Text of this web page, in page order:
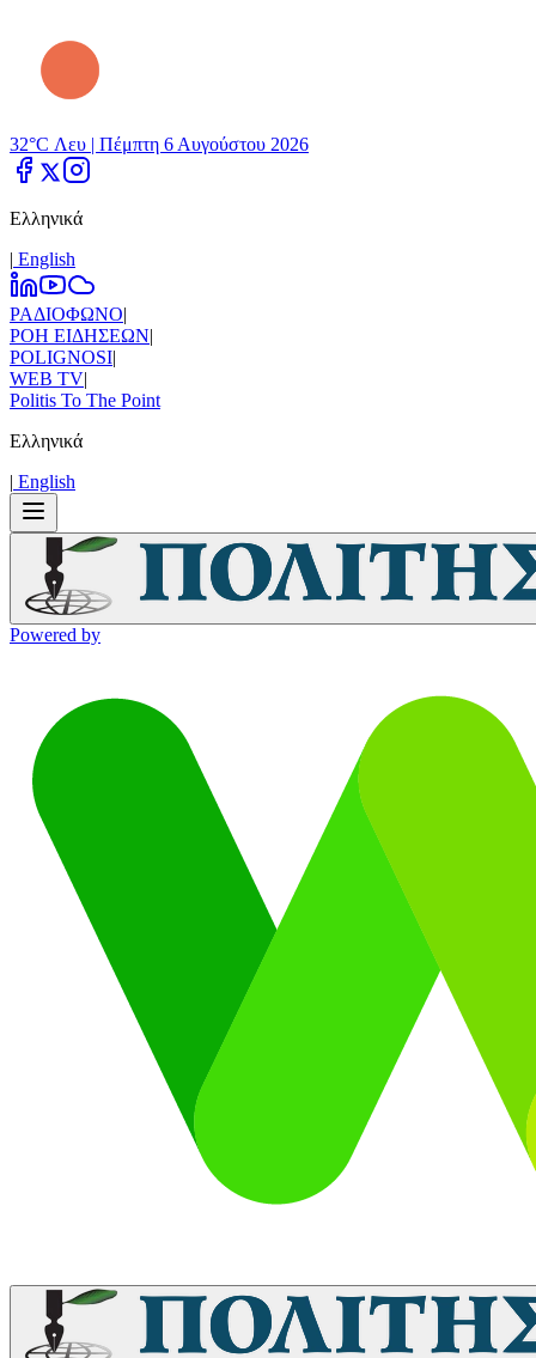
32°C Λευ | Πέμπτη 6 Αυγούστου 2026
Ελληνικά
| Εnglish
ΡΑΔΙΟΦΩΝΟ|
ΡΟΗ ΕΙΔΗΣΕΩΝ|
POLIGNOSI|
WEB TV|
Politis To The Point
Ελληνικά
| Εnglish
Powered by